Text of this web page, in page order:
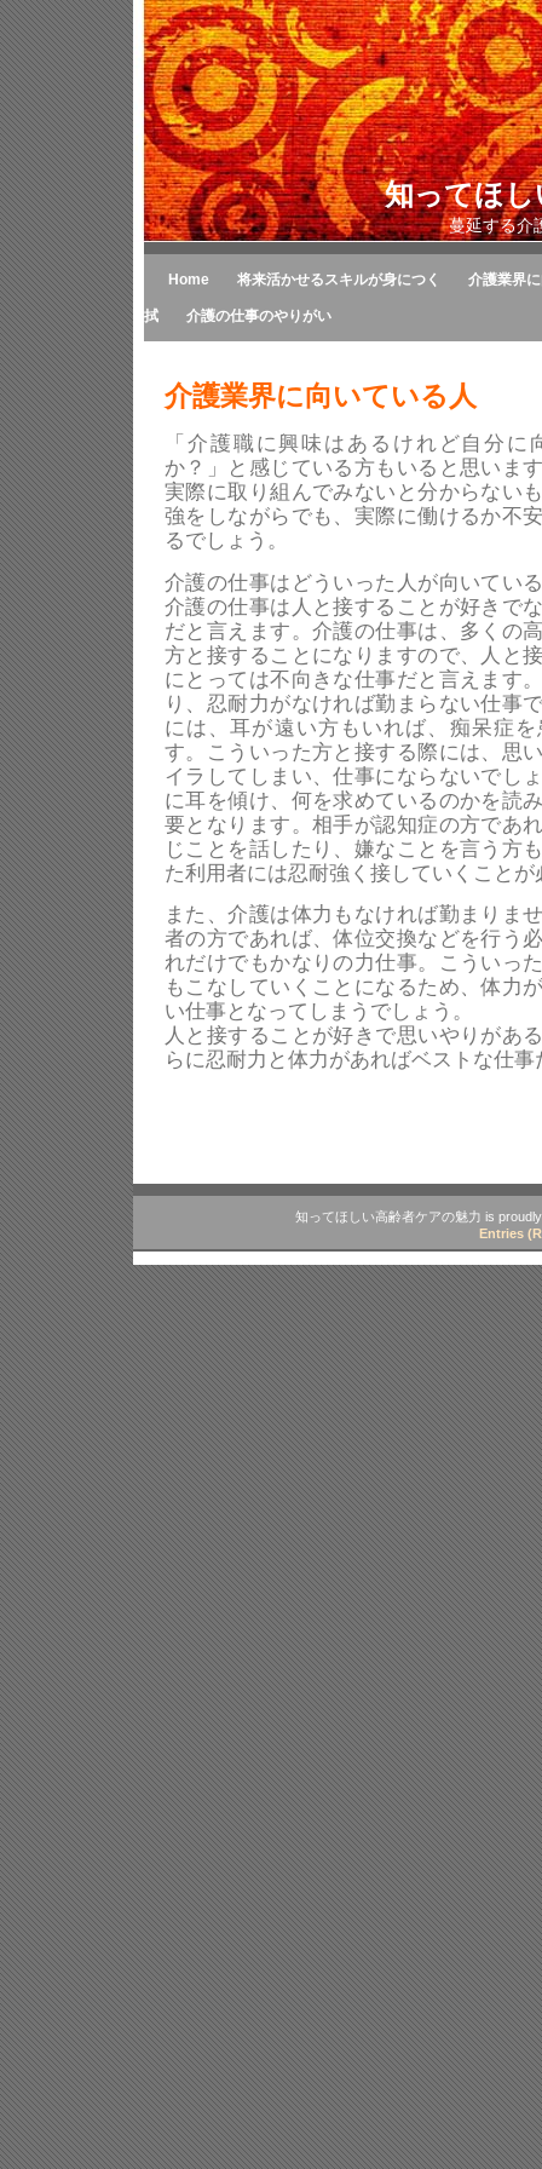
知ってほ
蔓延する介
Home 将来活かせるスキルが身につく 介護業界
拭 介護の仕事のやりがい
介護業界に向いている人
「介護職に興味はあるけれど自分に
か？」と感じている方もいると思いま
実際に取り組んでみないと分からない
強をしながらでも、実際に働けるか不
るでしょう。
介護の仕事はどういった人が向いてい
介護の仕事は人と接することが好きで
だと言えます。介護の仕事は、多くの
方と接することになりますので、人と
にとっては不向きな仕事だと言えます
り、忍耐力がなければ勤まらない仕事
には、耳が遠い方もいれば、痴呆症
す。こういった方と接する際には、思
イラしてしまい、仕事にならないでし
に耳を傾け、何を求めているのかを読
要となります。相手が認知症の方であ
じことを話したり、嫌なことを言う方
た利用者には忍耐強く接していくこと
また、介護は体力もなければ勤まりま
者の方であれば、体位交換などを行う
れだけでもかなりの力仕事。こういっ
もこなしていくことになるため、体力
い仕事となってしまうでしょう。
人と接することが好きで思いやりがあ
らに忍耐力と体力があればベストな仕
知ってほしい高齢者ケアの魅力 is
Entries